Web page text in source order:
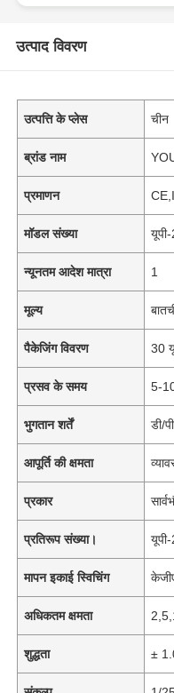
उत्पाद विवरण
उत्पत्ति के प्लेस चीन
ब्रांड नाम
प्रमाणन
मॉडल संख्या
न्यूनतम आदेश मात्रा 1
मूल्य
पैकेजिंग विवरण 30
प्रसव के समय 5-
भुगतान शर्तें डी/
आपूर्ति की क्षमता
प्रकार
प्रतिरूप संख्या।
मापन इकाई स्विचिंग
अधिकतम क्षमता
शुद्धता ±